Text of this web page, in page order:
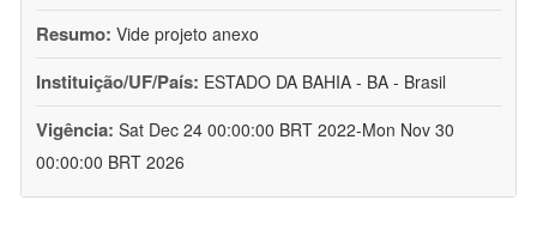
Resumo: Vide projeto anexo
Instituição/UF/País: ESTADO DA BAHIA - BA - Brasil
Vigência: Sat Dec 24 00:00:00 BRT 2022-Mon Nov 30
00:00:00 BRT 2026